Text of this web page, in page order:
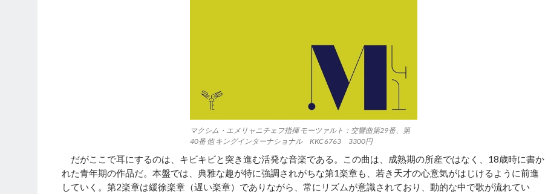
マクシム・エメリャニチェフ指揮 モーツァルト：交響曲第29番、第
40番 他 キングインターナショナル KKC 6763 3300円
だがここで耳にするのは、キビキビと突き進む活発な音楽である。この曲は、成熟期の所産ではなく、18歳時に書か
れた青年期の作品だ。本盤では、典雅な趣が特に強調されがちな第1楽章も、若き天才の心意気がはじけるように前進
していく。第2楽章は緩徐楽章（遅い楽章）でありながら、常にリズムが意識されており、動的な中で歌が流れてい